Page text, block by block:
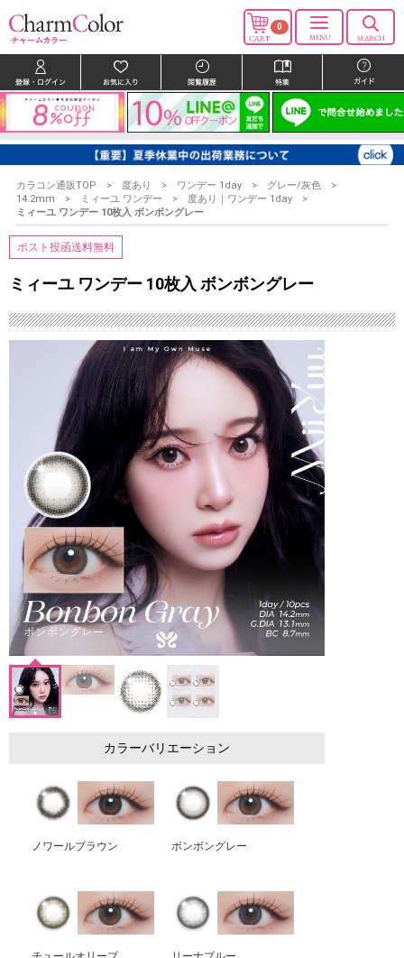
0
カラコン通販TOP 度あり ワンデー 1day
グレー/灰色
14.2mm
ミィーユ ワンデー
度あり｜ワンデー 1day
ミィーユ ワンデー 10枚入 ボンボングレー
ポスト投函送料無料
ミィーユ ワンデー 10枚入 ボンボングレー
カラーバリエーション
ノワールブラウン ボンボングレー